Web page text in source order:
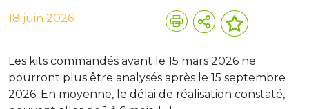
18 juin 2026
Les kits commandés avant le 15 mars 2026 ne
pourront plus être analysés après le 15 septembre
2026. En moyenne, le délai de réalisation constaté,